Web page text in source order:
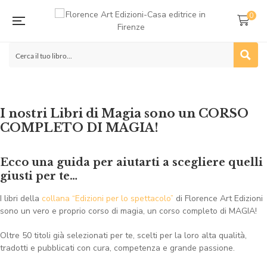
0
I nostri Libri di Magia sono un CORSO
COMPLETO DI MAGIA!
Ecco una guida per aiutarti a scegliere quelli
giusti per te…
I libri della collana “Edizioni per lo spettacolo” di Florence Art Edizioni
sono un vero e proprio corso di magia, un corso completo di MAGIA!
Oltre 50 titoli già selezionati per te, scelti per la loro alta qualità,
tradotti e pubblicati con cura, competenza e grande passione.